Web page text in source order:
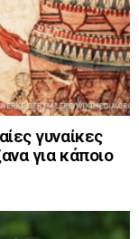
γυναίκες
για κάποιο